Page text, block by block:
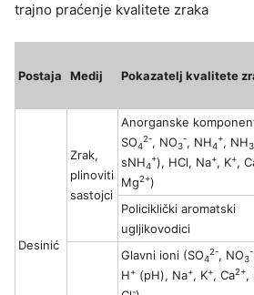
trajno praćenje kvalitete zraka
Postaja Medij Pokazatelj kvalitete
Desinić
Zrak,
plinoviti
sastojci
Anorganske
SO4
2-, NO3
-, NH4
+, NH3
sNH4
+), HCl, Na+, K+,
Mg2+)
Policiklički aromatski
ugljikovodici
Glavni ioni (SO4
2-, NO3
-
H+ (pH), Na+, K+, Ca2+,
-